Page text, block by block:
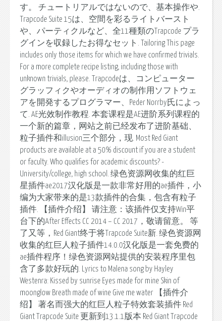
す。 チュートリアルではないので、基本操作や.
Trapcode Suite 15は、空間を彩るライトバースト
や、パーティクルなど、全11種類のTrapcode プラ
グインを収録したお得なセット. Tailoring This page
includes only those items for which we have confirmed trivials.
For a more complete recipe listing, including those with
unknown trivials, please. Trapcodeは、コンピューター
グラッフィクやオーディオの制作用ソフトウェ
アを開発するプログラマー、Peder Norrby氏によっ
て. AE光效制作教程. 本套课程是AE进阶系列课程的
一个新的篇章，网站之前已经发布了进阶基础、
粒子插件和illusion三个部分，现. Most Red Giant
products are available at a 50% discount if you are a student
or faculty. Who qualifies for academic discounts? -
University/college, high school. 绿色资源网收集的红巨
星插件ae2017汉化版是一款非常好用的ae插件，小
编为大家带来的是13款插件的合集，包含有粒子
插件. 【插件介绍】 请注意：该插件仅支持Win平
台下的After Effects CC 2014 – CC 2017，敬请留意。 等
了又等，Red Giant终于将Trapcode Suite新. 绿色资源网
收集的红巨人粒子插件14.0.0汉化版是一套免费的
ae插件程序！绿色资源网站提供的安装程序里包
含了多款好玩的. Lyrics to Malena song by Hayley
Westenra: Kissed by sunrise Eyes made for mine Skin of
moonglow Breath made of wine Give me water 【插件介
绍】 著名而强大的红巨人粒子特效套装插件 Red
Giant Trapcode Suite 更新到13.1.1版本 Red Giant Trapcode